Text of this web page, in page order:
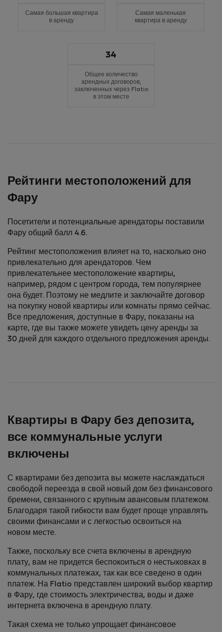
Самая большая квартира
в аренду
Самая маленькая
квартира в аренду
Общее количество
арендных договоров,
заключенных через Flatio
в этом месте
34
Рейтинги местоположений для
Фару
Посетители и потенциальные арендаторы поставили
Фару общий балл 4.6.
Рейтинг местоположения влияет на то, насколько оно
привлекательно для арендаторов. Чем
привлекательнее местоположение квартиры,
например, рядом с центром города, тем популярнее
она будет. Поэтому не медлите и заключайте договор
на покупку новой квартиры или комнаты прямо сейчас.
Все предложения, доступные в Фару, показаны на
карте, где вы также можете увидеть цену аренды за
30 дней для каждого отдельного предложения аренды.
Квартиры в Фару без депозита,
все коммунальные услуги
включены
С квартирами без депозита вы можете наслаждаться
свободой переезда в свой новый дом без финансового
бремени, связанного с крупным авансовым платежом.
Благодаря такой гибкости вам будет проще управлять
своими финансами и с легкостью освоиться на
новом месте.
Также, поскольку все счета включены в арендную
плату, вам не придется беспокоиться о нестыковках в
коммунальных платежах, так как все сведено в один
платеж. На Flatio представлен широкий выбор квартир
в Фару, где стоимость электричества, воды и даже
интернета включена в арендную плату.
Такая схема не только упрощает финансовое